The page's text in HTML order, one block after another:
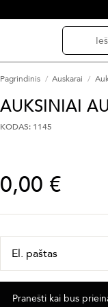
Pagrindinis Auskarai
AUKSINIAI
KODAS: 1145
0,00 €